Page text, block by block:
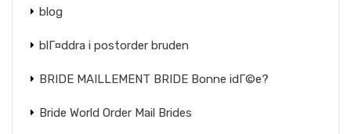
blog
blГ¤ddra i postorder bruden
BRIDE MAILLEMENT BRIDE Bonne idГ©e?
Bride World Order Mail Brides